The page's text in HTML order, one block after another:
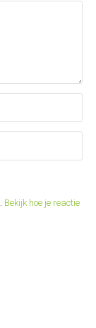
Bekijk hoe je reactie